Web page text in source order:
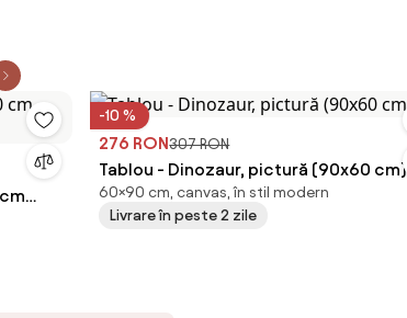
-10 %
276 RON307 RON
Tablou - Dinozaur, pictură (90x60 cm)
60×90 cm, canvas, în stil modern
Livrare în peste 2 zile